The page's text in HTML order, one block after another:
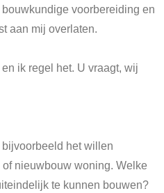
voorbereiding en
aan mij overlaten.
ik regel het. U vraagt, wij
het willen
nieuwbouw woning. Welke
te kunnen bouwen?